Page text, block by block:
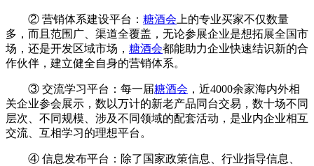
② 营销体系建设平台： 糖酒会 上的专业买家不仅数量
多，而且范围广、渠道全覆盖，无论参展企业是想拓展全国市
场，还是开发区域市场， 糖酒会都能助力企业快速结识新的合
作伙伴，建立健全自身的营销体系。
③ 交流学习平台：每一届糖酒会 ，近4000余家海内外相
关企业参会展示，数以万计的新老产品同台交易，数十场不同
层次、不同规模、涉及不同领域的配套活动，是业内企业相互
交流、互相学习的理想平台。
④ 信息发布平台：除了国家政策信息、行业指导信息、